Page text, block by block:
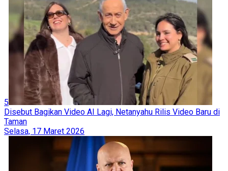
5
Disebut Bagikan Video AI Lagi, Netanyahu Rilis Video Baru di
Taman
Selasa, 17 Maret 2026